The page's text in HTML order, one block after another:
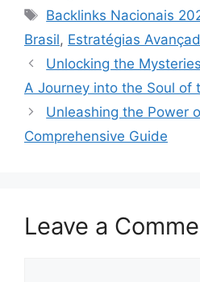
Tags
Backlinks Nacionais
Brasil, Estratégias
Unlocking the
A Journey into the Soul of
Unleashing the Power
Comprehensive Guide
Leave a